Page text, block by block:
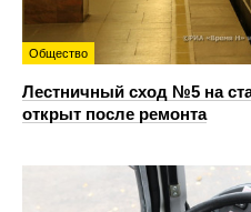
Общество
Лестничный сход №5 на
открыт после ремонта